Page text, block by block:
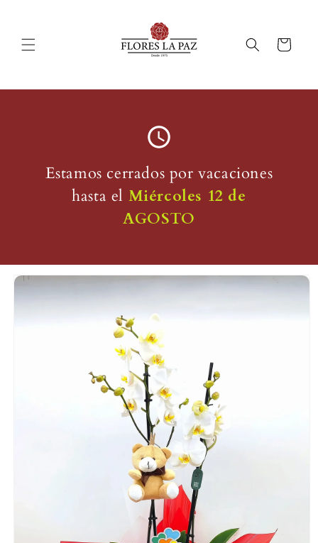
Carrito
Estamos cerrados por vacaciones
hasta el Miércoles 12 de
AGOSTO
Ir
directamente